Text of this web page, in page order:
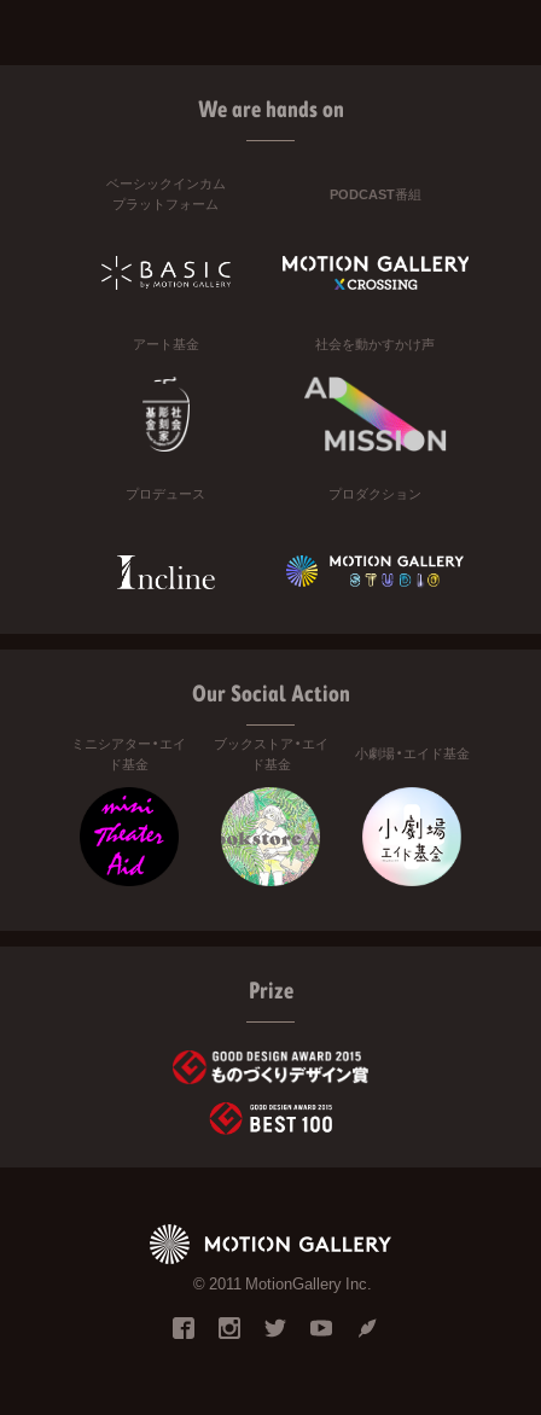
We are hands on
ベーシックインカム
プラットフォーム
PODCAST番組
アート基金 社会を動かすかけ声
プロデュース プロダクション
Our Social Action
ミニシアター・エイ
ド基金
ブックストア・エイ
ド基金
小劇場・エイド基金
Prize
© 2011 MotionGallery Inc.